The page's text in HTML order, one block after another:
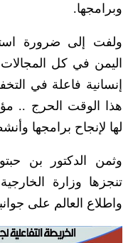
وبرامجها.
ولفت إلى ضرورة
اليمن في كل المجالات
إنسانية فاعلة في
هذا الوقت الحرج ..
لها لإنجاح برامجها
وثمن الدكتور بن
تنجزها وزارة
واطلاع العالم على